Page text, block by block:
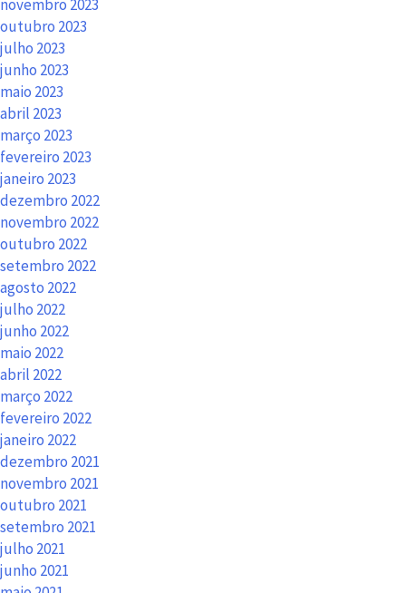
novembro 2023
outubro 2023
julho 2023
junho 2023
maio 2023
abril 2023
março 2023
fevereiro 2023
janeiro 2023
dezembro 2022
novembro 2022
outubro 2022
setembro 2022
agosto 2022
julho 2022
junho 2022
maio 2022
abril 2022
março 2022
fevereiro 2022
janeiro 2022
dezembro 2021
novembro 2021
outubro 2021
setembro 2021
julho 2021
junho 2021